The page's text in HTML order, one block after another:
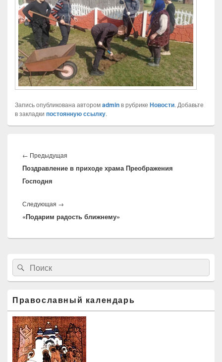
Запись опубликована авторомadminв рубрике Новости. Добавьте
в закладки постоянную ссылку.
по
записям
← Предыдущая
запись:
Поздравление в приходе храма Преображения
Господня
Следующая →
запись:
«Подарим радость ближнему»
Область
основной
боковой
панели
Найти:Поиск
Православный календарь